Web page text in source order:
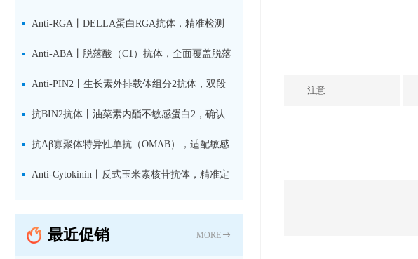
注意
Anti-RGA丨DELLA蛋白RGA抗体，精准检测
赤霉素响应关键抑制因子
Anti-ABA丨脱落酸（C1）抗体，全面覆盖脱落
酸活性库与储存库
Anti-PIN2丨生长素外排载体组分2抗体，双段
肽混合免疫原设计方案
抗BIN2抗体丨油菜素内酯不敏感蛋白2，确认
双子叶植物研究数据特异性
抗Aβ寡聚体特异性单抗（OMAB），适配敏感
检测体系与活细胞实验
Anti-Cytokinin丨反式玉米素核苷抗体，精准定
最近促销 MORE